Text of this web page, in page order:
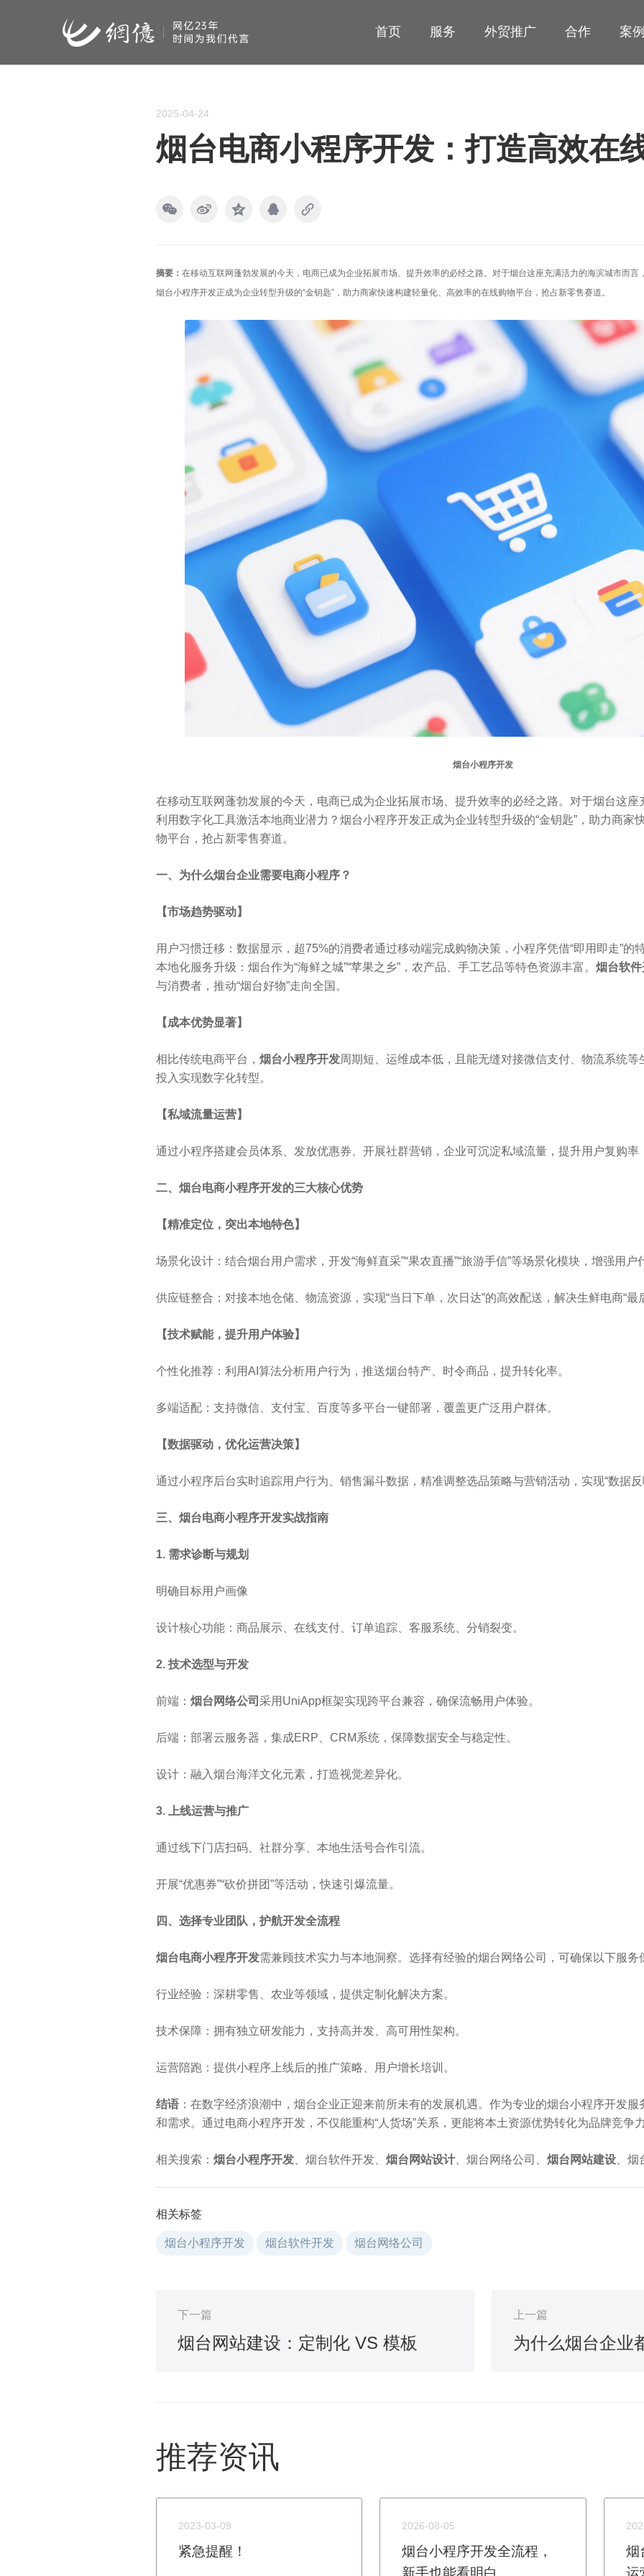
首页 服务 外贸推广 合作 案例
2025-04-24
烟台电商小程序开发：打造高效在
摘要： 在移动互联网蓬勃发展的今天，电商已成为企业拓展市场、提升效率的必经之路。对于烟台这座充满活力的海滨城市而言
烟台小程序开发正成为企业转型升级的“金钥匙”，助力商家快速构建轻量化、高效率的在线购物平台，抢占新零售赛道。
烟台小程序开发
在移动互联网蓬勃发展的今天，电商已成为企业拓展市场、提升效率的必经之路。对于烟台这
利用数字化工具激活本地商业潜力？烟台小程序开发正成为企业转型升级的“金钥匙”，助力商家
物平台，抢占新零售赛道。
一、为什么烟台企业需要电商小程序？
【市场趋势驱动】
用户习惯迁移：数据显示，超75%的消费者通过移动端完成购物决策，小程序凭借“即用即走”的
本地化服务升级：烟台作为“海鲜之城”“苹果之乡”，农产品、手工艺品等特色资源丰富。 烟台软
与消费者，推动“烟台好物”走向全国。
【成本优势显著】
相比传统电商平台， 烟台小程序开发周期短、运维成本低，且能无缝对接微信支付、物流系统
投入实现数字化转型。
【私域流量运营】
通过小程序搭建会员体系、发放优惠券、开展社群营销，企业可沉淀私域流量，提升用户复购率
二、烟台电商小程序开发的三大核心优势
【精准定位，突出本地特色】
场景化设计：结合烟台用户需求，开发“海鲜直采”“果农直播”“旅游手信”等场景化模块，增强用户
供应链整合：对接本地仓储、物流资源，实现“当日下单，次日达”的高效配送，解决生鲜电商“最
【技术赋能，提升用户体验】
个性化推荐：利用AI算法分析用户行为，推送烟台特产、时令商品，提升转化率。
多端适配：支持微信、支付宝、百度等多平台一键部署，覆盖更广泛用户群体。
【数据驱动，优化运营决策】
通过小程序后台实时追踪用户行为、销售漏斗数据，精准调整选品策略与营销活动，实现“数据反
三、烟台电商小程序开发实战指南
1. 需求诊断与规划
明确目标用户画像
设计核心功能：商品展示、在线支付、订单追踪、客服系统、分销裂变。
2. 技术选型与开发
前端： 烟台 网络公司 采用UniApp框架实现跨平台兼容，确保流畅用户体验。
后端：部署云服务器，集成ERP、CRM系统，保障数据安全与稳定性。
设计：融入烟台海洋文化元素，打造视觉差异化。
3. 上线运营与推广
通过线下门店扫码、社群分享、本地生活号合作引流。
开展“优惠券”“砍价拼团”等活动，快速引爆流量。
四、选择专业团队，护航开发全流程
烟台电商小程序开发需兼顾技术实力与本地洞察。选择有经验的烟台网络公司，可确保以下服务
行业经验：深耕零售、农业等领域，提供定制化解决方案。
技术保障：拥有独立研发能力，支持高并发、高可用性架构。
运营陪跑：提供小程序上线后的推广策略、用户增长培训。
结语 ：在数字经济浪潮中，烟台企业正迎来前所未有的发展机遇。作为专业的烟台小程序开发
和需求。通过电商小程序开发，不仅能重构“人货场”关系，更能将本土资源优势转化为品牌竞争力
相关搜索： 烟台小程序开发 、烟台软件开发、 烟台网站设计 、烟台网络公司、 烟台网站建设 、
相关标签
烟台小程序开发 烟台软件开发 烟台网络公司
下一篇
烟台网站建设：定制化 VS 模板
上一篇
推荐资讯
2023-03-09
紧急提醒！
2026-08-05
烟台小程序开发全流程，
新手也能看明白
烟
运